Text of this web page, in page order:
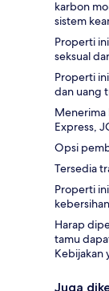
karbon
sistem
Properti
seksual
Properti
dan uang
Menerima
Express,
Opsi
Tersedia
Properti
Harap
tamu
Kebijakan
Juga